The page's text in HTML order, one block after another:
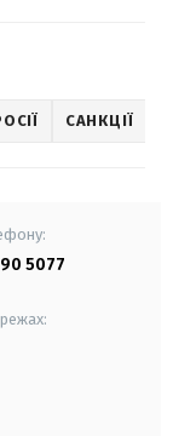
САНКЦІЇ
5077